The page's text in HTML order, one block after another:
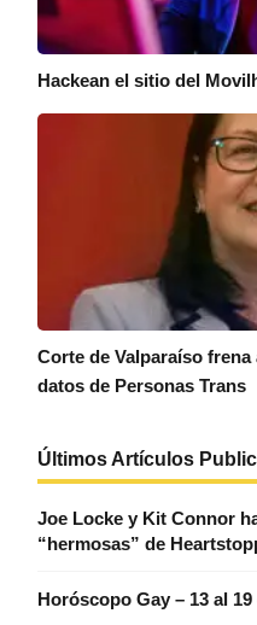
Hackean el sitio del
Corte de Valparaíso
datos de Personas Trans
Últimos Artículos
Joe Locke y Kit Connor
“hermosas” de
Horóscopo Gay – 13 al